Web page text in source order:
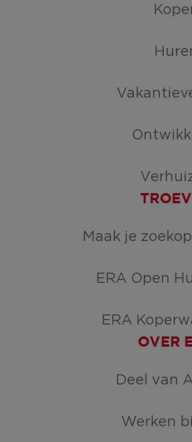
Maak je
ERA Open
ERA
OVER
Deel van
Werken